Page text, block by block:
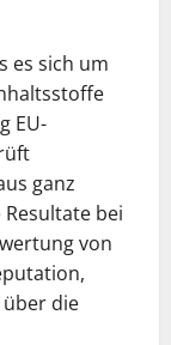
es sich um
EU-
ganz
bei
von
die